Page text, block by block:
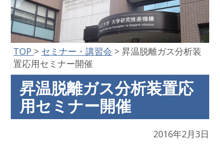
TOP > セミナー・講習会 >昇温脱離ガス分析装
置応用セミナー開催
昇温脱離ガス分析装置応
用セミナー開催
2016年2月3日